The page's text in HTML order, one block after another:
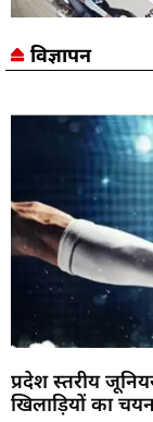
विज्ञापन
प्रदेश स्तरीय
खिलाड़ियों का